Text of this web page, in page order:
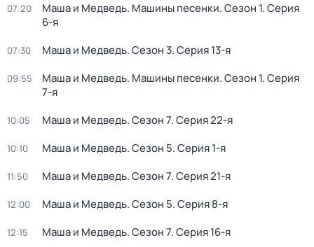
07:20 Маша и Медведь. Машины песенки. Сезон 1. Серия
6-я
07:30 Маша и Медведь. Сезон 3. Серия 13-я
09:55 Маша и Медведь. Машины песенки. Сезон 1. Серия
7-я
10:05 Маша и Медведь. Сезон 7. Серия 22-я
10:10 Маша и Медведь. Сезон 5. Серия 1-я
11:50 Маша и Медведь. Сезон 7. Серия 21-я
12:00 Маша и Медведь. Сезон 5. Серия 8-я
12:15 Маша и Медведь. Сезон 7. Серия 16-я